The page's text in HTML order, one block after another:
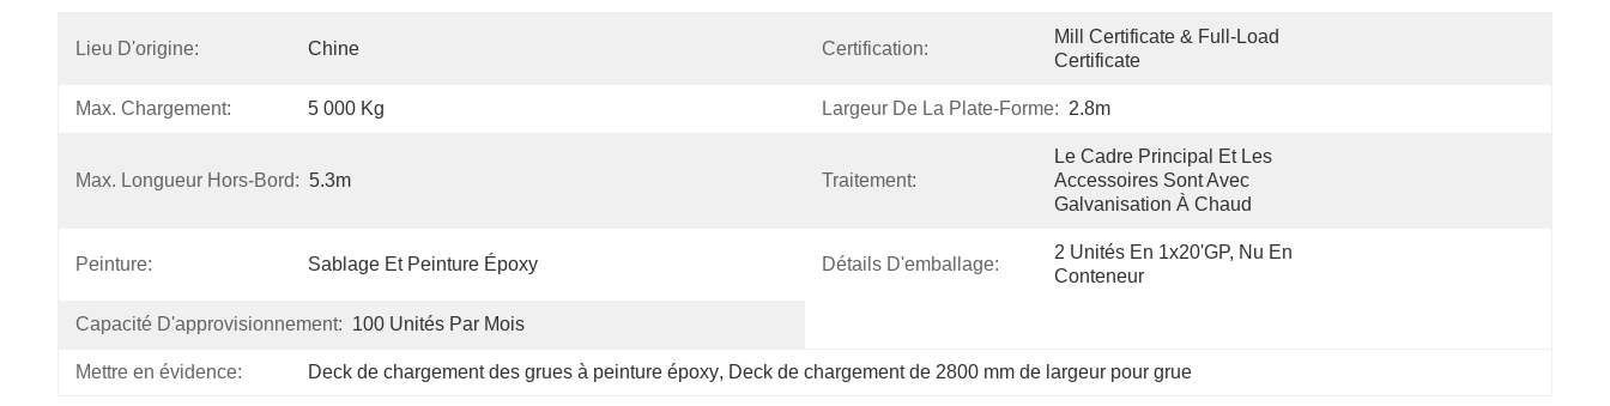
Lieu D'origine: Chine Certification:
Mill Certificate & Full-Load
Certificate
Max. Chargement: 5 000 Kg Largeur De La Plate-Forme: 2.8m
Max. Longueur Hors-Bord: 5.3m Traitement:
Le Cadre Principal Et Les
Accessoires Sont Avec
Galvanisation À Chaud
Peinture: Sablage Et Peinture Époxy Détails D'emballage:
2 Unités En 1x20'GP, Nu En
Conteneur
Capacité D'approvisionnement: 100 Unités Par Mois
Mettre en évidence: Deck de chargement des grues à peinture époxy, Deck de chargement de 2800 mm de largeur pour grue